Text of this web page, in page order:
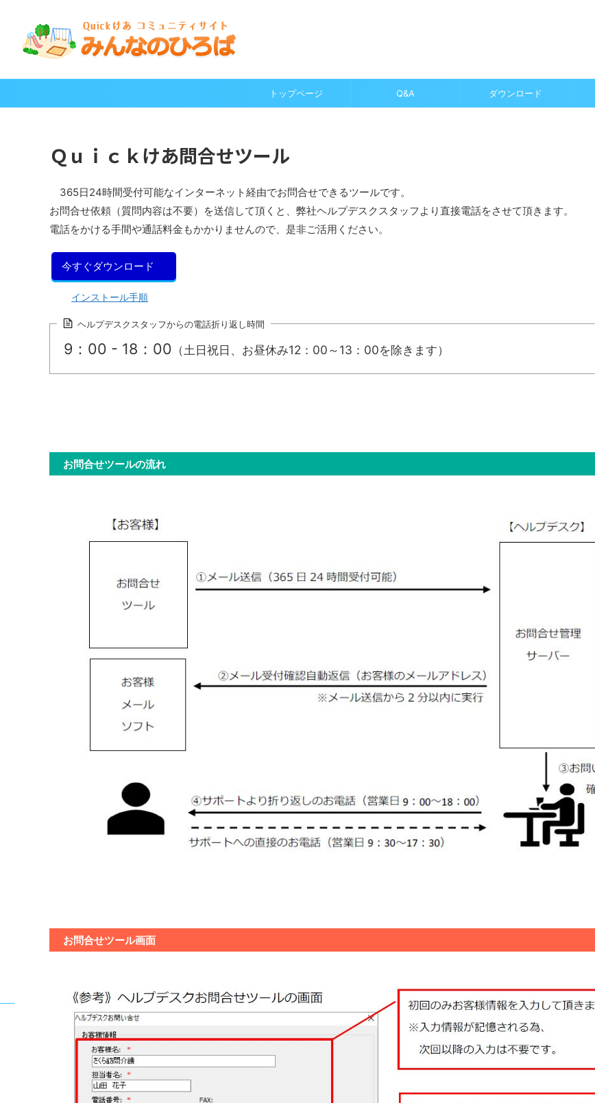
トップページ Q&A ダウンロード
Ｑｕｉｃｋけあ問合せツール
365日24時間受付可能なインターネット経由でお問合せできるツールです。
お問合せ依頼（質問内容は不要）を送信して頂くと、弊社ヘルプデスクスタッフより直接電話をさせて頂きます。
電話をかける手間や通話料金もかかりませんので、是非ご活用ください。
今すぐダウンロード
インストール手順
ヘルプデスクスタッフからの電話折り返し時間
9：00 - 18：00 （土日祝日、お昼休み12：00～13：00を除きます）
お問合せツールの流れ
お問合せツール画面